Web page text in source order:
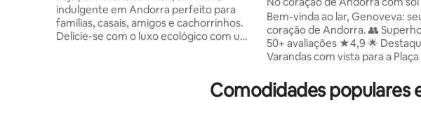
indulgente em Andorra perfeito para
famílias, casais, amigos e cachorrinhos.
Delicie-se com o luxo ecológico com um
inspiradoras para a montanha. Ideal para
varandas
Bem-vinda ao lar, Genoveva:
coração de Andorra. 👥 Superhost Martí
50+ avaliações ★4,9 🌟 Destaques •
Varandas com vista para a
sofá-cama • Check-in
Cozinha totalmente equipada
Comodidades populares